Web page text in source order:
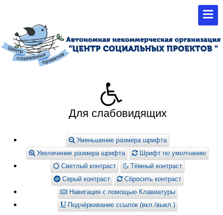
Для слабовидящих
Уменьшение размера шрифта
Увеличение размера шрифта
Шрифт по умолчанию
Светлый контраст
Тёмный контраст
Серый контраст
Сбросить контраст
Навигация с помощью Клавиатуры
Подчёркивание ссылок (вкл./выкл.)